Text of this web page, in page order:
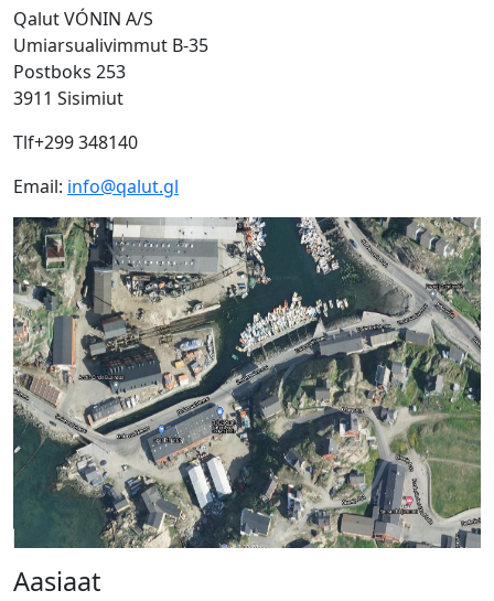
Qalut VÓNIN A/S
Umiarsualivimmut B-35
Postboks 253
3911 Sisimiut
Tlf+299 348140
Email: info@qalut.gl
Aasiaat